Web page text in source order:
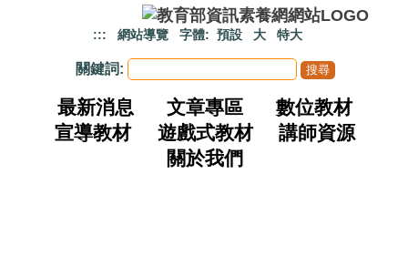
::: 網站導覽 字體: 預設 大 特大
關鍵詞:
最新消息 文章專區
數位教材
宣導教材
遊戲式教材
講師資源
關於我們